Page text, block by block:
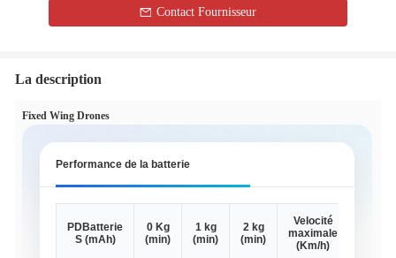
Contact Fournisseur
La description
Fixed Wing Drones
Performance de la batterie
PDBatterie
S (mAh)
0 Kg
(min)
1 kg
(min)
2 kg
(min)
Velocité
maximale
(Km/h)